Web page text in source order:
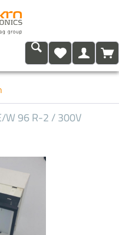
W 96 R-2 / 300V